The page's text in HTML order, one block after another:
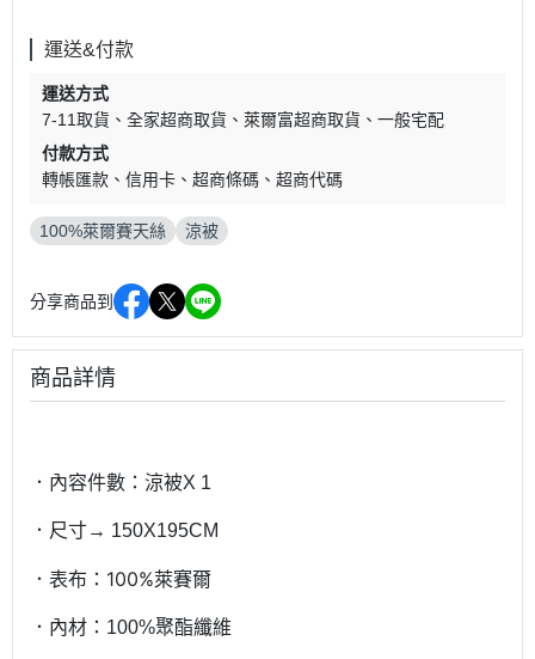
運送&付款
運送方式
7-11取貨
全家超商取貨 萊爾富超商取貨
一般宅配
付款方式
轉帳匯款
信用卡 超商條碼 超商代碼
100%萊爾賽天絲 涼被
分享商品到
商品詳情
．內容件數：涼被X 1
．尺寸→ 150X195CM
．表布：100%萊賽爾
．內材：100%聚酯纖維